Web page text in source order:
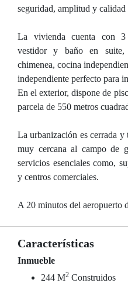
seguridad, amplitud y calidad
La vivienda cuenta con
vestidor y baño en
chimenea, cocina
independiente perfecto para
En el exterior, dispone de
parcela de 550 metros
La urbanización es cerrada
muy cercana al campo de
servicios esenciales como,
y centros comerciales.
A 20 minutos del aeropuerto
Características
Inmueble
244 M2 Construidos